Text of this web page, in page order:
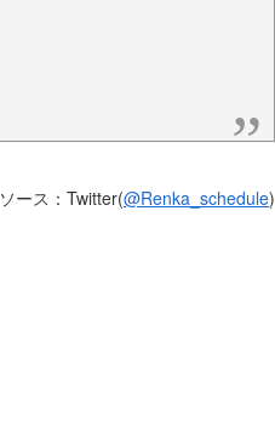
ソース：Twitter(@Renka_schedule)